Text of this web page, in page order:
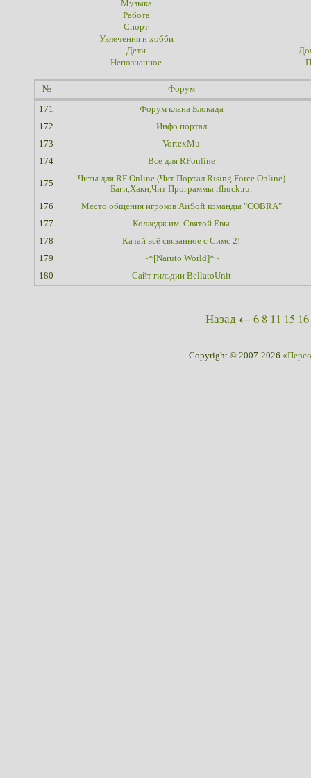
Музыка
Работа
Спорт
Увлечения и хобби
Дети
Непознанное
№ Форум
171
Форум клана Блокада
172
Инфо портал
173
VortexMu
174
Все для RFonline
175
Читы для RF Online (Чит Портал Rising Force Online)
Баги,Хаки,Чит Программы rfhuck.ru.
176
Место общения игроков AirSoft команды "COBRA"
177
Колледж им. Святой Евы
178
Качай всё связанное с Симс 2!
179
~*[Naruto World]*~
180
Сайт гильдии BellatoUnit
Назад ← 6 8 11 15 16
Copyright © 2007-2026